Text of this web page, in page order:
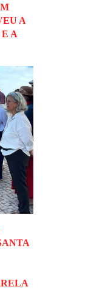
A
A